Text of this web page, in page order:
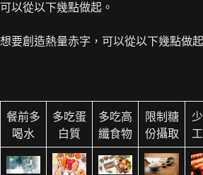
可以從以下幾點做起。
想要創造熱量赤字，可以從以下幾點做起
餐前多
喝水
多吃蛋
白質
多吃高
纖食物
限制糖
份攝取